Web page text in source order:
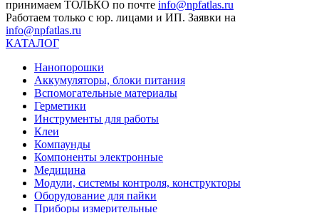
принимаем ТОЛЬКО по почте info@npfatlas.ru
Работаем только с юр. лицами и ИП. Заявки на
info@npfatlas.ru
КАТАЛОГ
Нанопорошки
Аккумуляторы, блоки питания
Вспомогательные материалы
Герметики
Инструменты для работы
Клеи
Компаунды
Компоненты электронные
Медицина
Модули, системы контроля, конструкторы
Оборудование для пайки
Приборы измерительные